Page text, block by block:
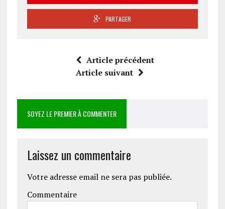
PARTAGER
Article précédent
Article suivant
SOYEZ LE PREMIER À COMMENTER
Laissez un commentaire
Votre adresse email ne sera pas publiée.
Commentaire